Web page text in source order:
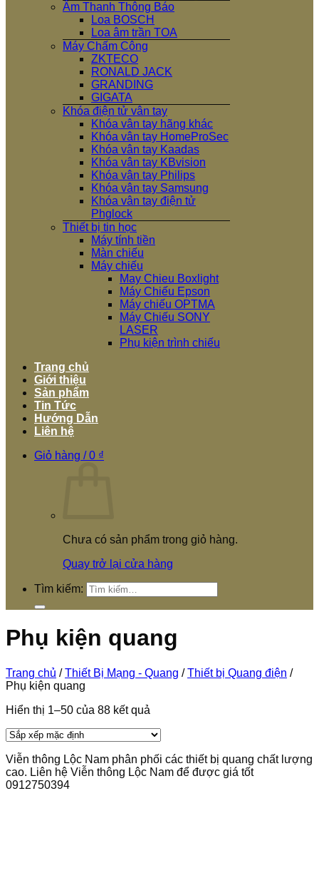
Âm Thanh Thông Báo
Loa BOSCH
Loa âm trần TOA
Máy Chấm Công
ZKTECO
RONALD JACK
GRANDING
GIGATA
Khóa điện tử vân tay
Khóa vân tay hãng khác
Khóa vân tay HomeProSec
Khóa vân tay Kaadas
Khóa vân tay KBvision
Khóa vân tay Philips
Khóa vân tay Samsung
Khóa vân tay điện tử
Phglock
Thiết bị tin học
Máy tính tiền
Màn chiếu
Máy chiếu
May Chieu Boxlight
Máy Chiếu Epson
Máy chiếu OPTMA
Máy Chiếu SONY
LASER
Phụ kiện trình chiếu
Trang chủ
Giới thiệu
Sản phẩm
Tin Tức
Hướng Dẫn
Liên hệ
Giỏ hàng /0 ₫
Chưa có sản phẩm trong giỏ hàng.
Quay trở lại cửa hàng
Tìm kiếm:
Phụ kiện quang
Trang chủ / Thiết Bị Mạng - Quang / Thiết bị Quang điện /
Phụ kiện quang
Hiển thị 1–50 của 88 kết quả
Viễn thông Lộc Nam phân phối các thiết bị quang chất lượng
cao. Liên hệ Viễn thông Lộc Nam để được giá tốt
0912750394